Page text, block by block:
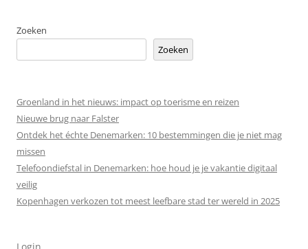
Zoeken
Zoeken
Groenland in het nieuws: impact op toerisme en reizen
Nieuwe brug naar Falster
Ontdek het échte Denemarken: 10 bestemmingen die je niet mag
missen
Telefoondiefstal in Denemarken: hoe houd je je vakantie digitaal
veilig
Kopenhagen verkozen tot meest leefbare stad ter wereld in 2025